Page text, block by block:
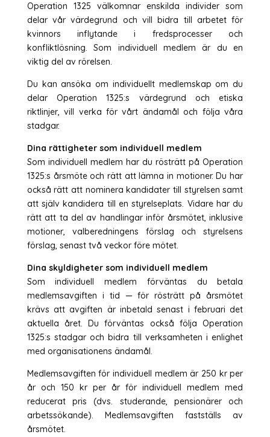
Operation 1325 välkomnar enskilda individer som
delar vår värdegrund och vill bidra till arbetet för
kvinnors inflytande i fredsprocesser och
konfliktlösning. Som individuell medlem är du en
viktig del av rörelsen.
Du kan ansöka om individuellt medlemskap om du
delar Operation 1325:s värdegrund och etiska
riktlinjer, vill verka för vårt ändamål och följa våra
stadgar.
Dina rättigheter som individuell medlem
Som individuell medlem har du rösträtt på Operation
1325:s årsmöte och rätt att lämna in motioner. Du har
också rätt att nominera kandidater till styrelsen samt
att själv kandidera till en styrelseplats. Vidare har du
rätt att ta del av handlingar inför årsmötet, inklusive
motioner, valberedningens förslag och styrelsens
förslag, senast två veckor före mötet.
Dina skyldigheter som individuell medlem
Som individuell medlem förväntas du betala
medlemsavgiften i tid — för rösträtt på årsmötet
krävs att avgiften är inbetald senast i februari det
aktuella året. Du förväntas också följa Operation
1325:s stadgar och bidra till verksamheten i enlighet
med organisationens ändamål.
Medlemsavgiften för individuell medlem är 250 kr per
år och 150 kr per år för individuell medlem med
reducerat pris (dvs. studerande, pensionärer och
arbetssökande). Medlemsavgiften fastställs av
årsmötet.